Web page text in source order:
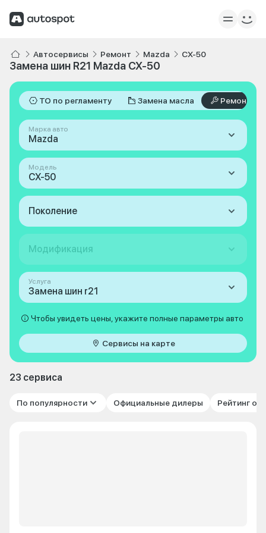
Автосервисы Ремонт Mazda CX-50
Замена шин R21 Mazda CX-50
ТО по регламенту Замена масла Ремонт
Марка авто
Mazda
Модель
CX-50
Поколение
Модификация
Услуга
Замена шин r21
Чтобы увидеть цены, укажите полные параметры авто
Сервисы на карте
23 сервиса
По популярности Официальные дилеры Рейтинг